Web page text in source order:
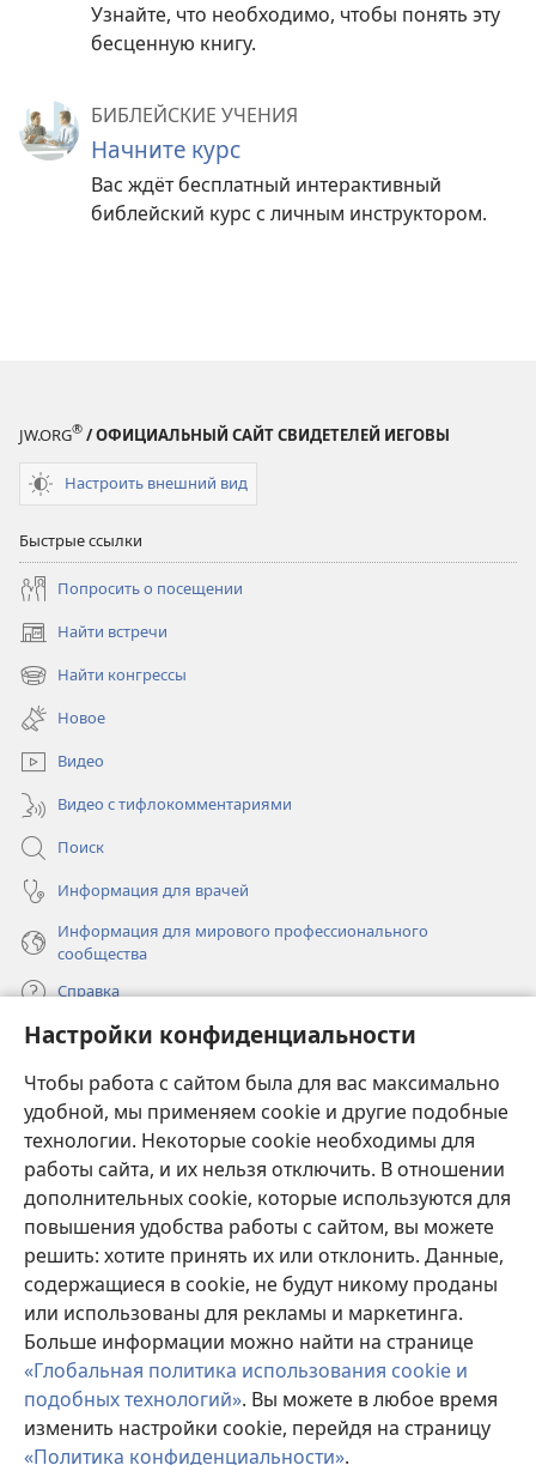
Настройки конфиденциальности
Чтобы работа с сайтом была для вас максимально
удобной, мы применяем cookie и другие подобные
технологии. Некоторые cookie необходимы для
работы сайта, и их нельзя отключить. В отношении
дополнительных cookie, которые используются для
повышения удобства работы с сайтом, вы можете
решить: хотите принять их или отклонить. Данные,
содержащиеся в cookie, не будут никому проданы
или использованы для рекламы и маркетинга.
Больше информации можно найти на странице
«Глобальная политика использования cookie и
подобных технологий». Вы можете в любое время
изменить настройки cookie, перейдя на страницу
«Политика конфиденциальности».
Узнайте, что необходимо, чтобы понять эту
бесценную книгу.
БИБЛЕЙСКИЕ УЧЕНИЯ
Начните курс
Вас ждёт бесплатный интерактивный
библейский курс с личным инструктором.
JW.ORG® / ОФИЦИАЛЬНЫЙ САЙТ СВИДЕТЕЛЕЙ ИЕГОВЫ
Настроить внешний вид
Быстрые ссылки
Попросить о посещении
Найти встречи
(открывается
в
новом
окне)
Найти конгрессы
(открывается
новом
окне)
Новое
Видео
Видео с тифлокомментариями
Поиск
Информация для врачей
Информация для мирового профессионального
сообщества
Справка
Пожертвования
в
новом
окне)
ОНЛАЙН-БИБЛИОТЕКА Сторожевой башни
(открывается
новом
окне)
JW Hub®
(открывается
в
новом
окне)
JW Library ®
Watchtower Library
Copyright© 2026 Watch Tower Bible and Tract Society of Pennsylvania.
УСЛОВИЯ ИСПОЛЬЗОВАНИЯ|ПОЛИТИКА
КОНФИДЕНЦИАЛЬНОСТИ|НАСТРОЙКИ